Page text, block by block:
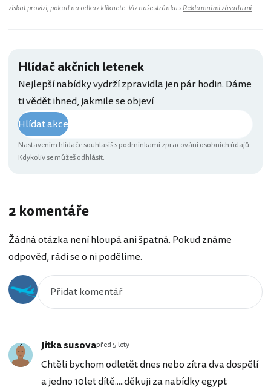
získat provizi, pokud na odkaz kliknete. Viz naše stránka sReklamními zásadami.
Hlídač akčních letenek
Nejlepší nabídky vydrží zpravidla jen pár hodin. Dáme
ti vědět ihned, jakmile se objeví
Hlídat akce
Nastavením hlídače souhlasíš spodmínkami zpracování osobních údajů.
Kdykoliv se můžeš odhlásit.
2 komentáře
Žádná otázka není hloupá ani špatná. Pokud známe
odpověď, rádi se o ni podělíme.
Jitka susovapřed 5 lety
Chtěli bychom odletět dnes nebo zítra dva dospělí
a jedno 10let dítě.....děkuji za nabídky egypt